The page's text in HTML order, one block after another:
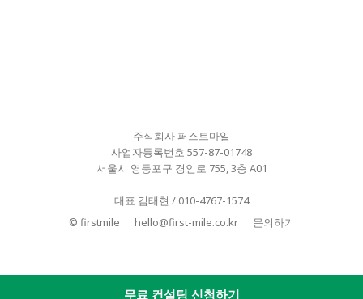
주식회사 퍼스트마일
사업자등록번호 557-87-01748
서울시 영등포구 경인로 755, 3층 A01
대표 김태현 / 010-4767-1574
© firstmile
hello@first-mile.co.kr 문의하기
무료 컨설팅 신청하기